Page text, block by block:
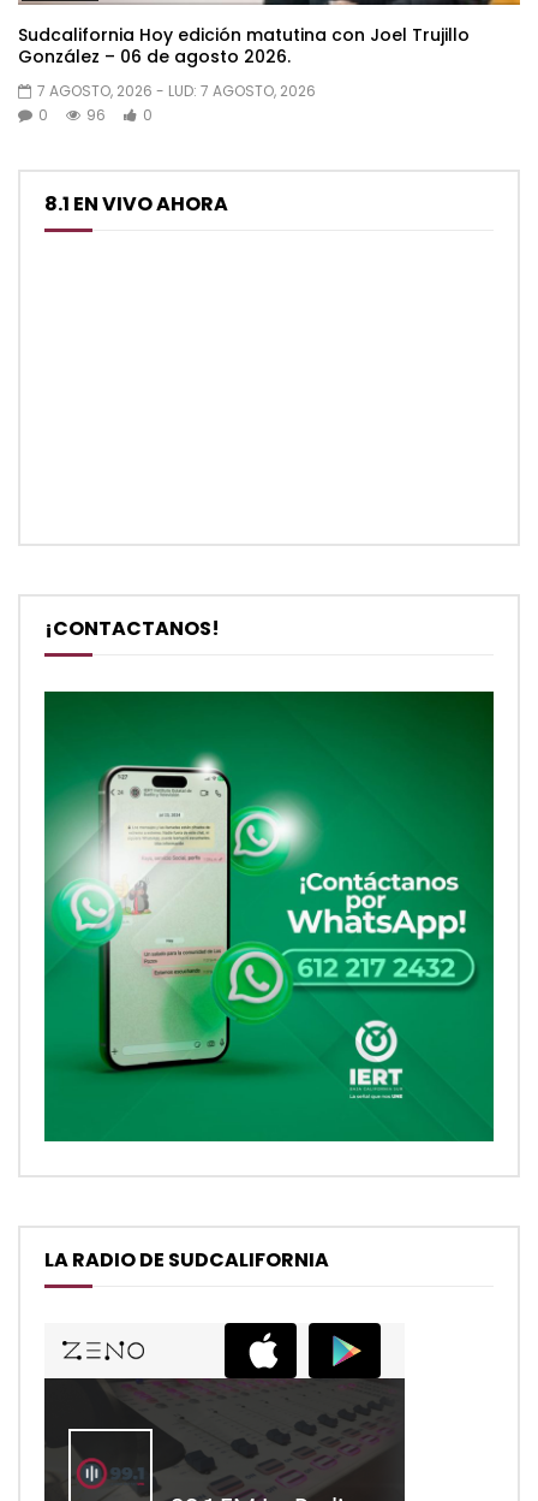
Sudcalifornia Hoy edición matutina con Joel Trujillo
González – 06 de agosto 2026.
7 AGOSTO, 2026 - LUD: 7 AGOSTO, 2026
0
96 0
8.1 EN VIVO AHORA
¡CONTACTANOS!
LA RADIO DE SUDCALIFORNIA